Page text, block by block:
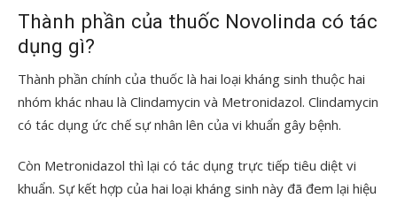
Thành phần của thuốc Novolinda có tác
dụng gì?
Thành phần chính của thuốc là hai loại kháng sinh thuộc hai
nhóm khác nhau là Clindamycin và Metronidazol. Clindamycin
có tác dụng ức chế sự nhân lên của vi khuẩn gây bệnh.
Còn Metronidazol thì lại có tác dụng trực tiếp tiêu diệt vi
khuẩn. Sự kết hợp của hai loại kháng sinh này đã đem lại hiệu